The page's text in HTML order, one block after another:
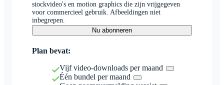
stockvideo's en motion graphics die zijn vrijgegeven
voor commercieel gebruik. Afbeeldingen niet
inbegrepen.
Nu abonneren
Plan bevat:
Vijf video-downloads per maand
Één bundel per maand